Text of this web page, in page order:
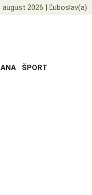
august 2026 | Ľuboslav(a)
ŠPORT